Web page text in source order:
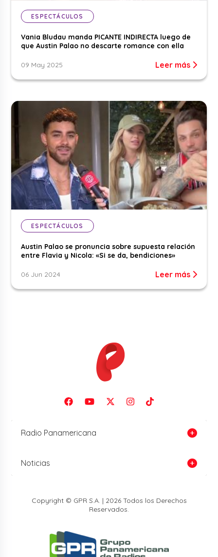
ESPECTÁCULOS
Vania Bludau manda PICANTE INDIRECTA luego de
que Austin Palao no descarte romance con ella
09 May 2025 Leer más
ESPECTÁCULOS
Austin Palao se pronuncia sobre supuesta relación
entre Flavia y Nicola: «Si se da, bendiciones»
06 Jun 2024 Leer más
Radio Panamericana
Noticias
Copyright © GPR S.A. | 2026 Todos los Derechos
Reservados.